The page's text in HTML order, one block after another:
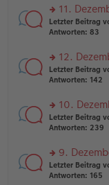
tr
a
g
e
n
er
tr
a
g
n
g
el
e
n
er
tr
a
g
rs
te
n
g
el
e
n
er
tr
a
g
11.
Letzter Beitrag
Antworten: 83
rs
te
n
g
el
e
n
er
12.
Letzter Beitrag
Antworten: 142
rs
te
n
g
el
10.
Letzter Beitrag
Antworten: 239
rs
te
9.
Letzter Beitrag
Antworten: 165